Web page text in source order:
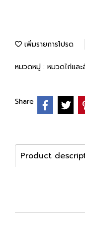
เพิ่มรายการโปรด
หมวดหมู่ : หมวดไก่แล
Share
Product